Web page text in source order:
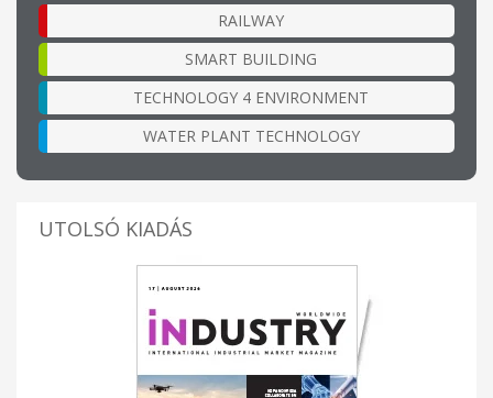
RAILWAY
SMART BUILDING
TECHNOLOGY 4 ENVIRONMENT
WATER PLANT TECHNOLOGY
UTOLSÓ KIADÁS